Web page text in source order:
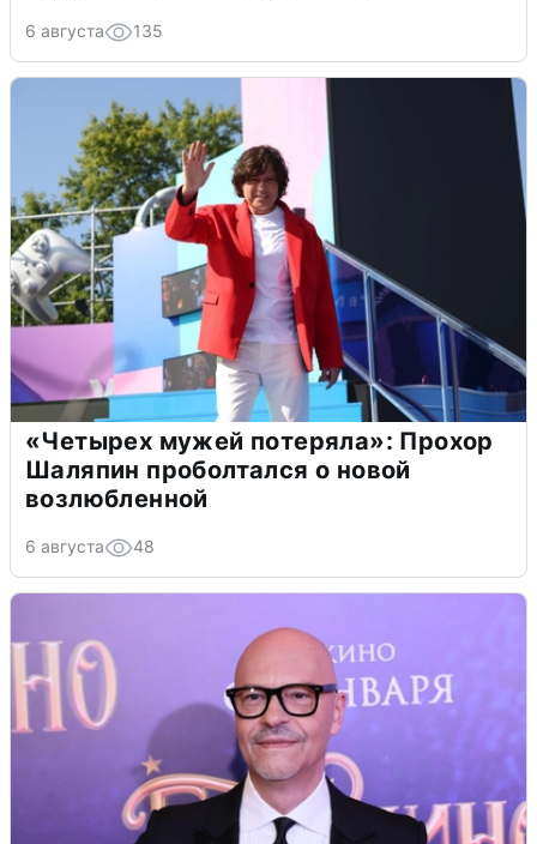
6 августа 135
«Четырех мужей потеряла»: Прохор
Шаляпин проболтался о новой
возлюбленной
6 августа 48